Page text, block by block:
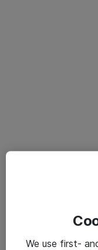
We use first-